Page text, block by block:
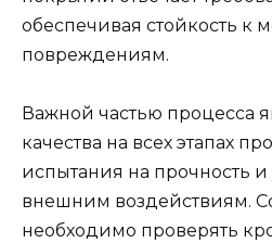
обеспечивая стойкость к
повреждениям.
Важной частью процесса
качества на всех этапах
испытания на прочность и
внешним воздействиям.
необходимо проверять